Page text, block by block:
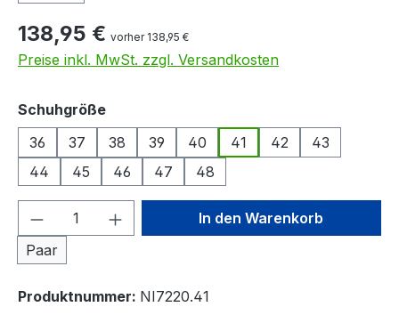
138,95 € vorher 138,95 €
Preise inkl. MwSt. zzgl. Versandkosten
Schuhgrößeauswählen
36
37 38 39 40 41 42
43
44
45 46 47 48
Produkt Anzahl: Gib den
Paar
In den Warenkorb
Produktnummer: NI7220.41